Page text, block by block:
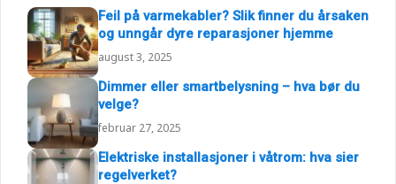
Feil på varmekabler? Slik finner du årsaken
og unngår dyre reparasjoner hjemme
august 3, 2025
Dimmer eller smartbelysning – hva bør du
velge?
februar 27, 2025
Elektriske installasjoner i våtrom: hva sier
regelverket?